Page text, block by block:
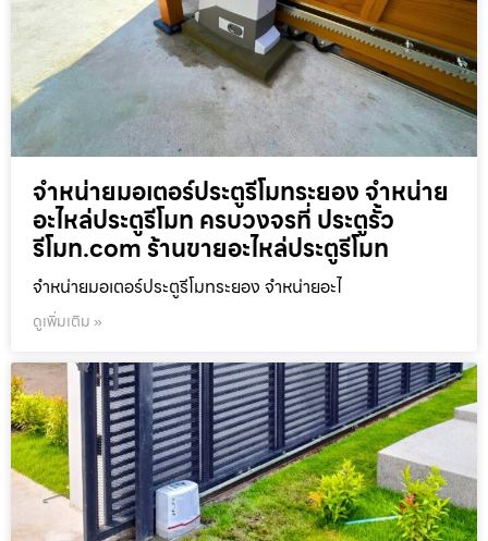
จำหน่ายมอเตอร์ประตูรีโมทระยอง จำหน่าย
อะไหล่ประตูรีโมท ครบวงจรที่ ประตูรั้ว
รีโมท.com ร้านขายอะไหล่ประตูรีโมท
จำหน่ายมอเตอร์ประตูรีโมทระยอง จำหน่ายอะไ
ดูเพิ่มเติม »